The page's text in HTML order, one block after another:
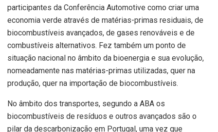
participantes da Conferência Automotive como criar uma
economia verde através de matérias-primas residuais, de
biocombustíveis avançados, de gases renováveis e de
combustíveis alternativos. Fez também um ponto de
situação nacional no âmbito da bioenergia e sua evolução,
nomeadamente nas matérias-primas utilizadas, quer na
produção, quer na importação de biocombustíveis.
No âmbito dos transportes, segundo a ABA os
biocombustíveis de resíduos e outros avançados são o
pilar da descarbonização em Portugal, uma vez que